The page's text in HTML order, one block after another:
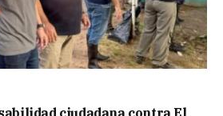
ciudadana contra El